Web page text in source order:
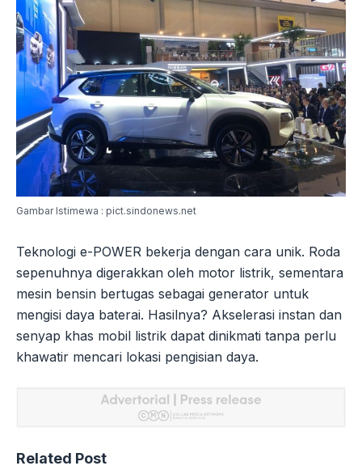
Gambar Istimewa : pict.sindonews.net
Teknologi e-POWER bekerja dengan cara unik. Roda
sepenuhnya digerakkan oleh motor listrik, sementara
mesin bensin bertugas sebagai generator untuk
mengisi daya baterai. Hasilnya? Akselerasi instan dan
senyap khas mobil listrik dapat dinikmati tanpa perlu
khawatir mencari lokasi pengisian daya.
Related Post